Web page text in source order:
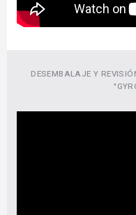
DESEMBALAJE Y